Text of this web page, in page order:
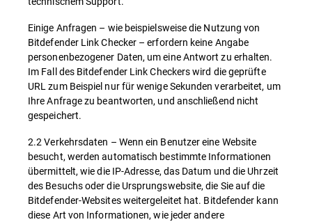
Einige Anfragen – wie beispielsweise die Nutzung von
Bitdefender Link Checker – erfordern keine Angabe
personenbezogener Daten, um eine Antwort zu erhalten.
Im Fall des Bitdefender Link Checkers wird die geprüfte
URL zum Beispiel nur für wenige Sekunden verarbeitet, um
Ihre Anfrage zu beantworten, und anschließend nicht
gespeichert.
2.2 Verkehrsdaten – Wenn ein Benutzer eine Website
besucht, werden automatisch bestimmte Informationen
übermittelt, wie die IP-Adresse, das Datum und die Uhrzeit
des Besuchs oder die Ursprungswebsite, die Sie auf die
Bitdefender-Websites weitergeleitet hat. Bitdefender kann
diese Art von Informationen, wie jeder andere